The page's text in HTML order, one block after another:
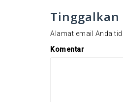
i
g
a
Tinggalkan
Alamat email Anda
Komentar